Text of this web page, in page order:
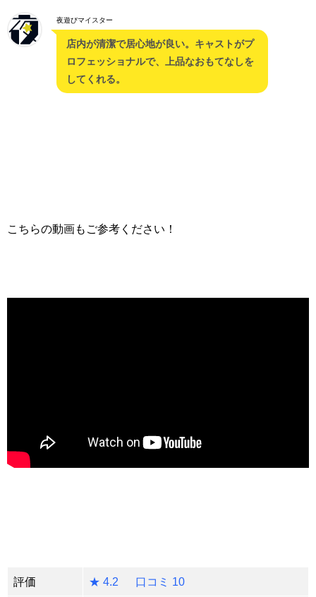
夜遊びマイスター
店内が清潔で居心地が良い。キャストがプ
ロフェッショナルで、上品なおもてなしを
してくれる。
こちらの動画もご参考ください！
評価 ★ 4.2 口コミ 10